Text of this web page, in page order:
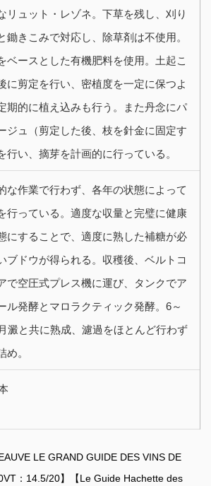
リュット・レゾネ。下草を残し、刈り
鋤きこみで対応し、除草剤は不使用。
ベースとした有機肥料を使用。土起こ
に剪定を行い、密植度を一定に保つよ
期的に植え込みも行う。また丹念にパ
ジュ（剪定した後、枝を針金に固定す
行い、摘芽を計画的に行っている。
な作業で行わず、各年の状態によって
行っている。適度な収量と完璧に健康
にすることで、適度に熟した補糖が必
ブドウが得られる。収穫後、ベルトコ
で空圧式プレス機に運び、タンクでア
ル発酵とマロラクティック発酵。6～
澱と共に熟成、濾過をほとんど行わず
め。
LE GRAND GUIDE DES VINS DE
：14.5/20】【Le Guide Hachette des